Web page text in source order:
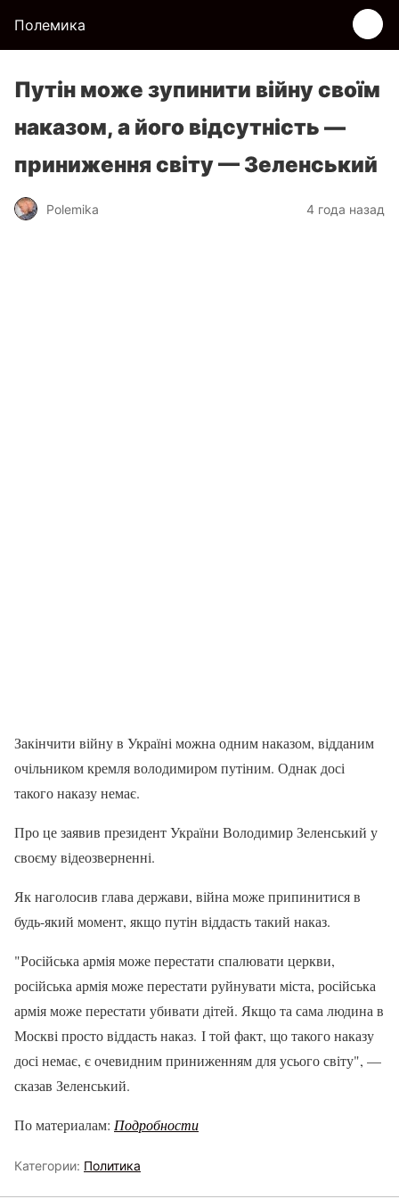
Полемика
Путін може зупинити війну своїм
наказом, а його відсутність —
приниження світу — Зеленський
Polemika 4 года назад
Закінчити війну в Україні можна одним наказом, відданим
очільником кремля володимиром путіним. Однак досі
такого наказу немає.
Про це заявив президент України Володимир Зеленський у
своєму відеозверненні.
Як наголосив глава держави, війна може припинитися в
будь-який момент, якщо путін віддасть такий наказ.
"Російська армія може перестати спалювати церкви,
російська армія може перестати руйнувати міста, російська
армія може перестати убивати дітей. Якщо та сама людина в
Москві просто віддасть наказ. І той факт, що такого наказу
досі немає, є очевидним приниженням для усього світу", —
сказав Зеленський.
По материалам: Подробности
Категории: Политика